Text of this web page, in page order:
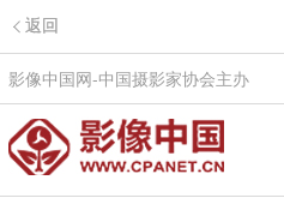
返回
影像中国网-中国摄影家协会主办